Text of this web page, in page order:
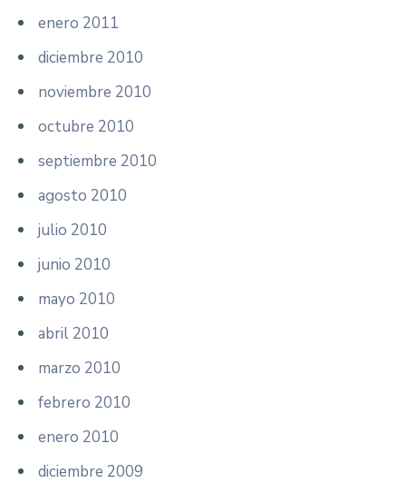
enero 2011
diciembre 2010
noviembre 2010
octubre 2010
septiembre 2010
agosto 2010
julio 2010
junio 2010
mayo 2010
abril 2010
marzo 2010
febrero 2010
enero 2010
diciembre 2009